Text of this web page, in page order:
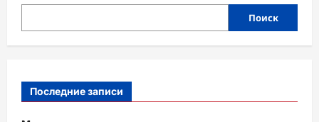
Поиск
Последние записи